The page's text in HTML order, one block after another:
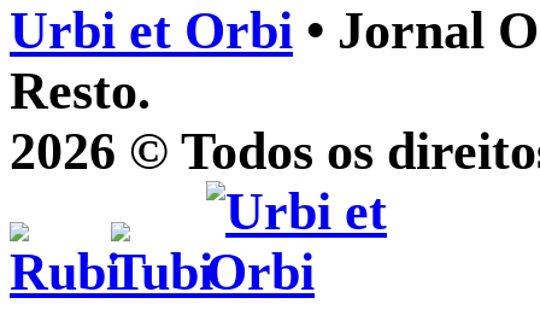
Urbi et Orbi • Jornal
Resto.
2026 © Todos os